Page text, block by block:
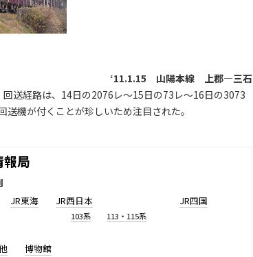
‘11.1.15 山陽本線 上郡―三石
送経路は、14日の2076レ～15日の73レ～16日の3073
機が付くことが珍しいため注目された。
局
JR東海 JR西日本
103系 113・115系
JR四国
博物館